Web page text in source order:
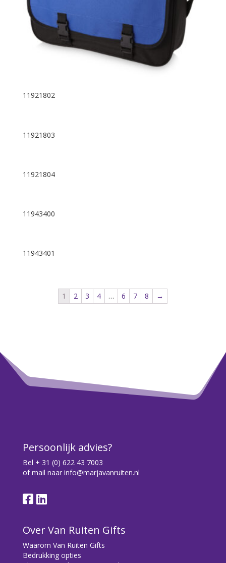
11921802
11921803
11921804
11943400
11943401
1 2 3 4 … 6 7 8 →
Persoonlijk advies?
Bel + 31 (0) 622 43 7003
of mail naar info@marjavanruiten.nl
Over Van Ruiten Gifts
Waarom Van Ruiten Gifts
Bedrukking opties